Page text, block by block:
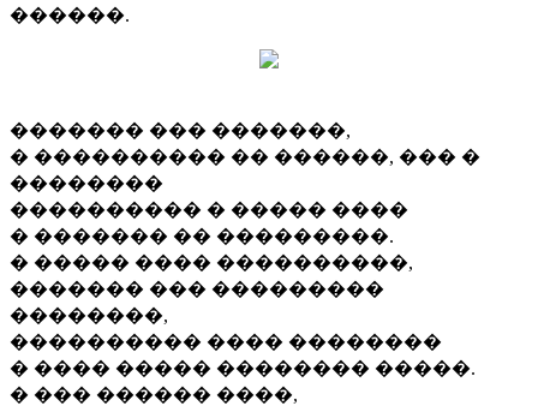
������.
������� ��� �������,
� ���������� �� ������, ��� �
��������
���������� � ����� ����
� ������� �� ���������.
� ����� ���� ����������,
������� ��� ���������
��������,
���������� ���� ��������
� ���� ����� �������� �����.
� ��� ������ ����,